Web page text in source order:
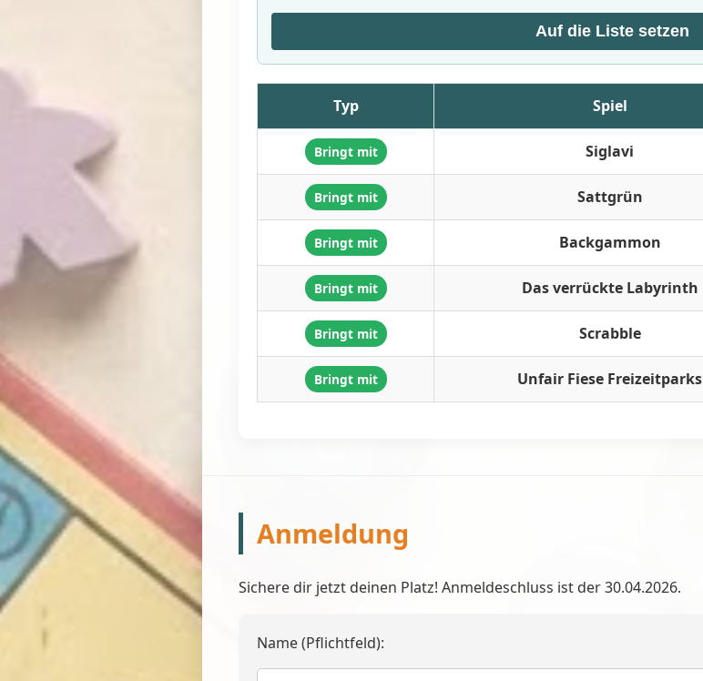
Auf die Liste setzen
Typ Spiel
Bringt mit Siglavi
Bringt mit Sattgrün
Bringt mit Backgammon
Bringt mit Das verrückte Labyrinth
Bringt mit Scrabble
Bringt mit Unfair Fiese Freizeitparks
Anmeldung
Sichere dir jetzt deinen Platz! Anmeldeschluss ist der 30.04.2026.
Name (Pflichtfeld):